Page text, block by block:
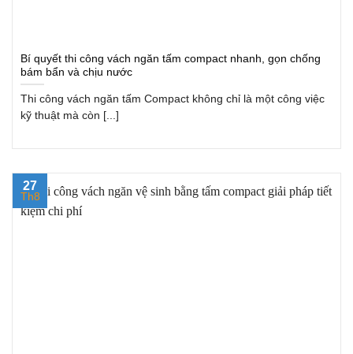
Bí quyết thi công vách ngăn tấm compact nhanh, gọn chống
bám bẩn và chịu nước
Thi công vách ngăn tấm Compact không chỉ là một công việc
kỹ thuật mà còn [...]
27
Th8